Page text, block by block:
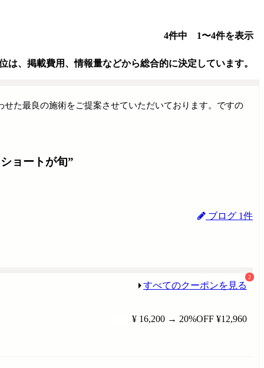
4件中 1〜4件を表示
は、掲載費用、情報量などから総合的に決定しています。
ョートが旬”
ブログ 1件
た最良の施術をご提案させていただいております。ですの
すべてのクーポンを見る
2
¥ 16,200 → 20%OFF ¥12,960